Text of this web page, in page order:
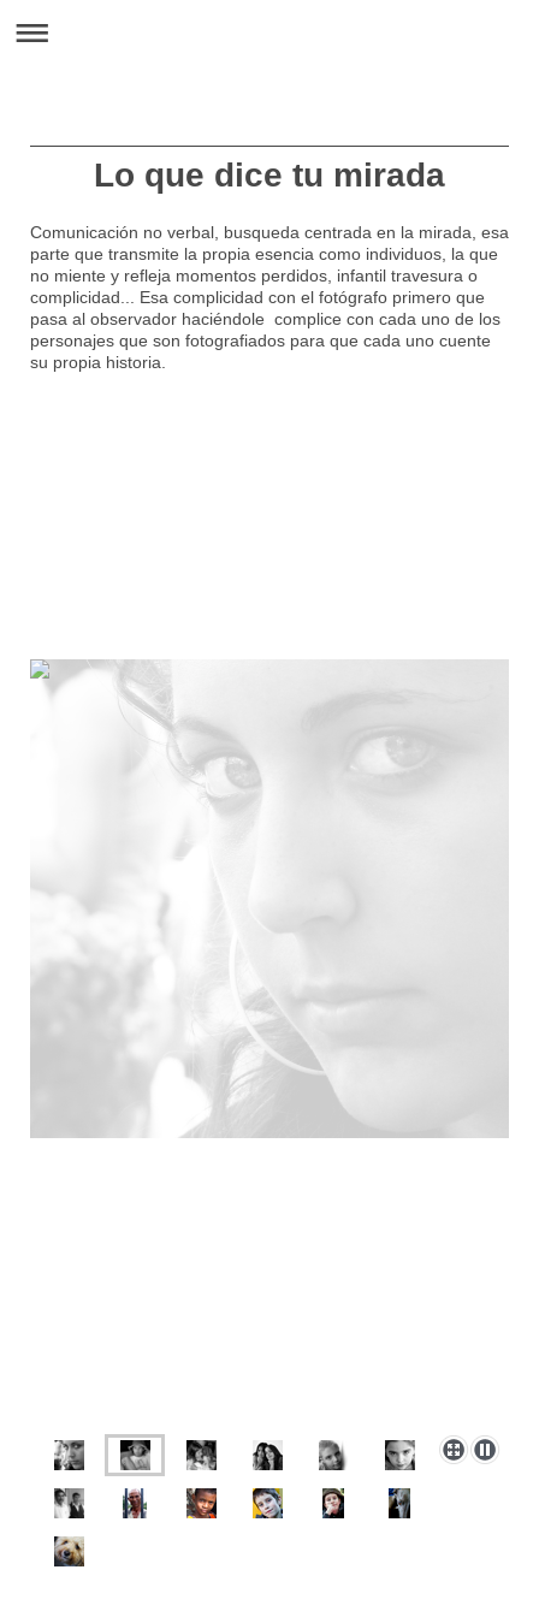
Lo que dice tu mirada
Comunicación no verbal, busqueda centrada en la mirada, esa
parte que transmite la propia esencia como individuos, la que
no miente y refleja momentos perdidos, infantil travesura o
complicidad... Esa complicidad con el fotógrafo primero que
pasa al observador haciéndole complice con cada uno de los
personajes que son fotografiados para que cada uno cuente
su propia historia.